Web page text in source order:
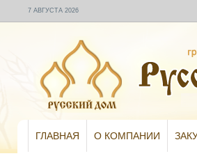
7 АВГУСТА 2026
ГЛАВНАЯ О КОМПАНИИ